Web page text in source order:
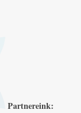
Partnereink: